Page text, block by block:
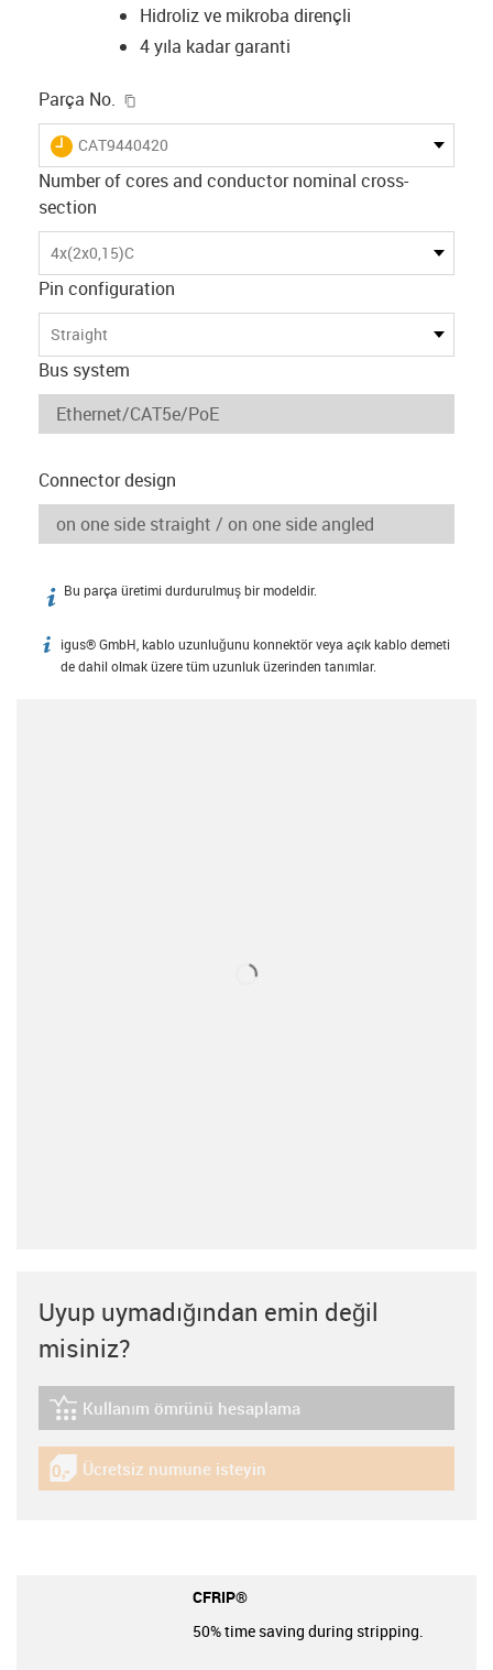
Hidroliz ve mikroba dirençli
4 yıla kadar garanti
Parça No.
igus-icon-lieferzeit
CAT9440420
Number of cores and conductor nominal cross-
section
4x(2x0,15)C
Pin configuration
Straight
Bus system
Connector design
igus-icon-info
Bu parça üretimi durdurulmuş bir modeldir.
igus-icon-info
igus® GmbH, kablo uzunluğunu konnektör veya açık kablo demeti
de dahil olmak üzere tüm uzunluk üzerinden tanımlar.
Uyup uymadığından emin değil
misiniz?
igus-icon-lebensdauerrechner
Kullanım ömrünü hesaplama
igus-icon-gratismuster
Ücretsiz numune isteyin
CFRIP®
50% time saving during stripping.